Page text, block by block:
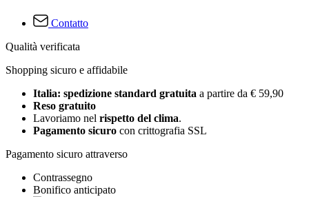
Contatto
Qualità verificata
Shopping sicuro e affidabile
Italia: spedizione standard gratuita a partire da € 59,90
Reso gratuito
Lavoriamo nel rispetto del clima.
Pagamento sicuro con crittografia SSL
Pagamento sicuro attraverso
Contrassegno
Bonifico anticipato